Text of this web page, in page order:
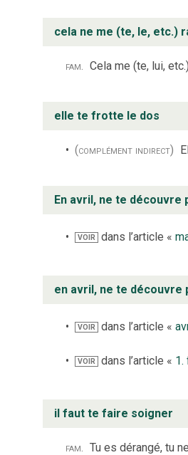
cela ne me (te, le, etc.)
fam. Cela me (te, lui,
elle te frotte le dos
(complément indirect)
En avril, ne te découvre
VOIR dans l’article «
en avril, ne te découvre
VOIR dans l’article «
VOIR dans l’article « 1.
il faut te faire soigner
fam. Tu es dérangé, tu